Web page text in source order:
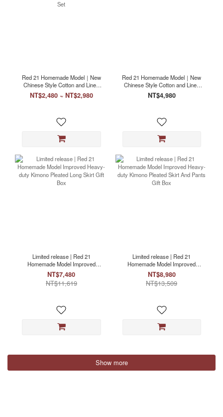
Red 21 Homemade Model｜New
Chinese Style Cotton and Linen
Puff Sleeve Halter Top and Slit
Long Skirt Set
NT$2,480 ~ NT$2,980
Red 21 Homemade Model｜New
Chinese Style Cotton and Linen
Tie-up Skirt Pants
NT$4,980
Limited release | Red 21
Homemade Model Improved
Heavy-duty Kimono Pleated Long
Skirt Gift Box
NT$7,480
NT$11,619
Limited release | Red 21
Homemade Model Improved
Heavy-duty Kimono Pleated Skirt
And Pants Gift Box
NT$8,980
NT$13,509
Show more